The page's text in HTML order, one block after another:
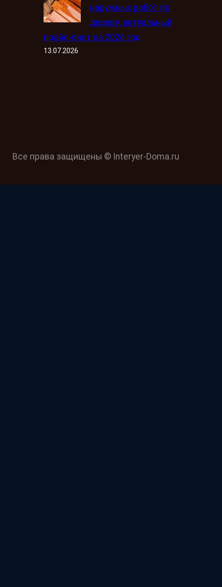
наружных работ по
дереву: актуальный
прайс-лист на 2026 год
13.07.2026
Все права защищены © Interyer-Doma.ru